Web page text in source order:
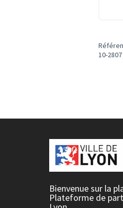
10-2807
Bienvenue sur la
Plateforme de